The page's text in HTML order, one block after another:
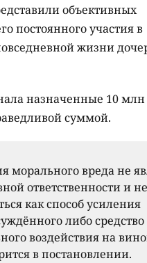
объективных
постоянного участия в
жизни
назначенные 10 млн
суммой.
морального вреда не
ответственности и
как способ усиления
либо средство
воздействия на
в постановлении.